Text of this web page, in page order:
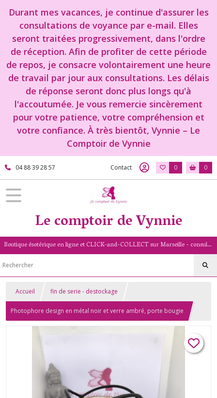
Durant mes vacances, je continue d'assurer les
consultations de voyance par e-mail. Elles
seront traitées progressivement, dans l'ordre
de réception. Afin de profiter de cette période
de repos, je consacre volontairement une heure
de travail par jour aux consultations. Les délais
de réponse seront donc plus longs qu'à
l'accoutumée. Je vous remercie sincèrement
pour votre patience, votre compréhension et
votre confiance. À très bientôt, Vynnie – Le
Comptoir de Vynnie
04 88 39 28 57 Contact 0 0
Le comptoir de Vynnie
Boutique ésotérique en ligne et CLICK-and-COLLECT sur Marseille - consultation de voyance par mail - livret numérologique (13/PACA)
Accueil fin de serie - destockage
Photophore design en métal noir et verre ambré, porte bougie